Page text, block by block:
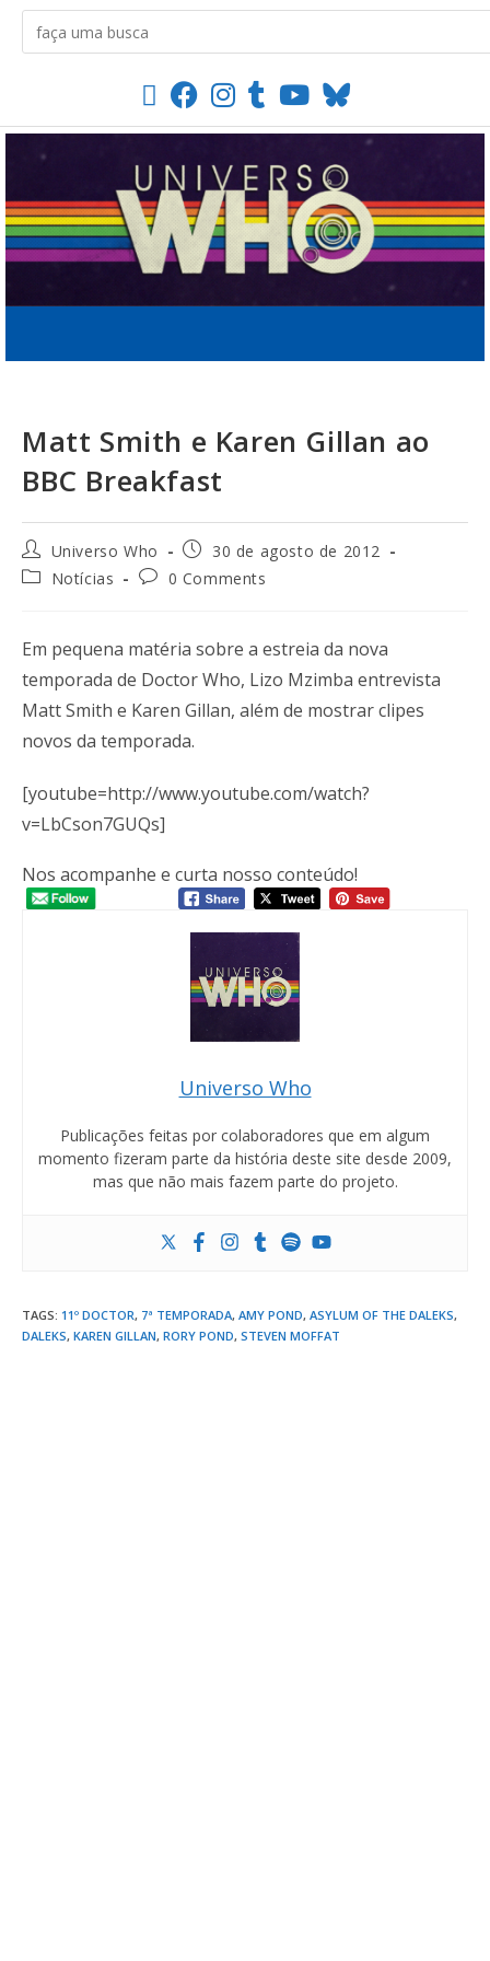
Matt Smith e Karen Gillan ao
BBC Breakfast
Universo Who
30 de agosto de 2012
Notícias
0 Comments
Em pequena matéria sobre a estreia da nova
temporada de Doctor Who, Lizo Mzimba entrevista
Matt Smith e Karen Gillan, além de mostrar clipes
novos da temporada.
[youtube=http://www.youtube.com/watch?
v=LbCson7GUQs]
Nos acompanhe e curta nosso conteúdo!
Universo Who
Publicações feitas por colaboradores que em algum
momento fizeram parte da história deste site desde 2009,
mas que não mais fazem parte do projeto.
TAGS: 11º DOCTOR, 7ª TEMPORADA, AMY POND, ASYLUM OF THE DALEKS,
DALEKS, KAREN GILLAN, RORY POND, STEVEN MOFFAT